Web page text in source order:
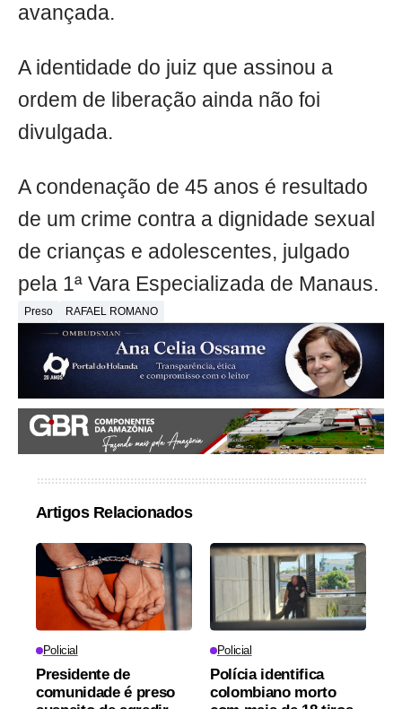
avançada.
A identidade do juiz que assinou a
ordem de liberação ainda não foi
divulgada.
A condenação de 45 anos é resultado
de um crime contra a dignidade sexual
de crianças e adolescentes, julgado
pela 1ª Vara Especializada de Manaus.
Preso RAFAEL ROMANO
Artigos Relacionados
Policial
Presidente de
comunidade é preso
Policial
Polícia identifica
colombiano morto